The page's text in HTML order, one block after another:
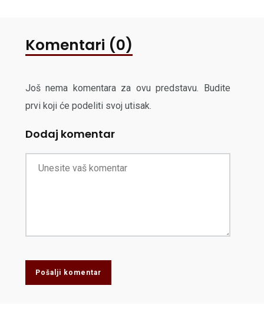
Komentari (0)
Još nema komentara za ovu predstavu. Budite
prvi koji će podeliti svoj utisak.
Dodaj komentar
Pošalji komentar